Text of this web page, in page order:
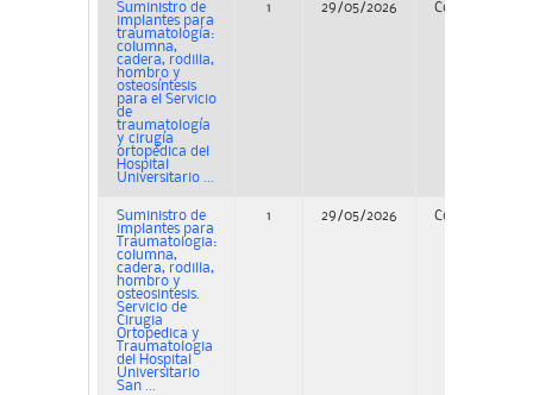
Suministro de
implantes para
traumatología:
columna,
cadera, rodilla,
hombro y
osteosíntesis
para el Servicio
de
traumatología
y cirugía
ortopédica del
Hospital
Universitario ...
1 29/05/2026 Concurso
Suministro de
implantes para
Traumatologia:
columna,
cadera, rodilla,
hombro y
osteosintesis.
Servicio de
Cirugia
Ortopedica y
Traumatologia
del Hospital
Universitario
San ...
1 29/05/2026 Concurso